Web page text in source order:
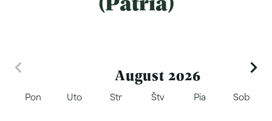
August 2026
Pon Uto Str Štv Pia Sob